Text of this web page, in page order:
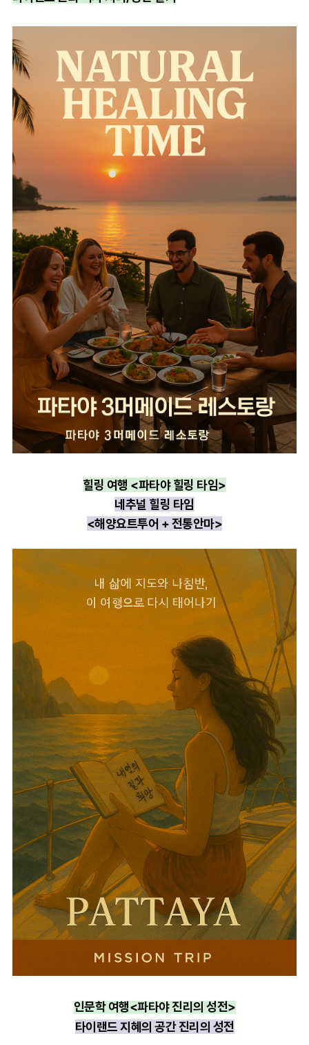
힐링 여행 <파타야 힐링 타임>
네추널 힐링 타임
<해양요트투어 + 전통안마>
인문학 여행<파타야 진리의 성전>
타이랜드 지혜의 공간 진리의 성전